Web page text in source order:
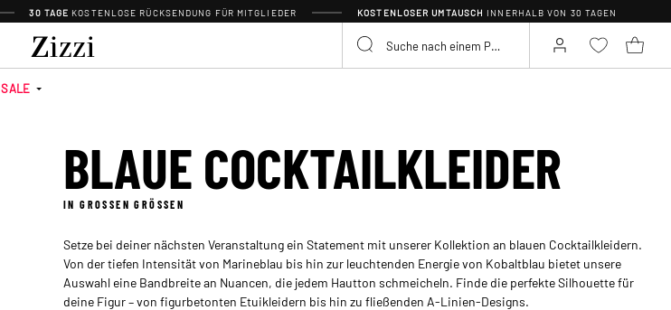
30 TAGE KOSTENLOSE RÜCKSENDUNG FÜR MITGLIEDER KOSTENLOSER UMTAUSCH INNERHALB VON 30 TAGEN
SALE
BLAUE COCKTAILKLEIDER
IN GROSSEN GRÖSSEN
Setze bei deiner nächsten Veranstaltung ein Statement mit unserer Kollektion an blauen Cocktailkleidern.
Von der tiefen Intensität von Marineblau bis hin zur leuchtenden Energie von Kobaltblau bietet unsere
Auswahl eine Bandbreite an Nuancen, die jedem Hautton schmeicheln. Finde die perfekte Silhouette für
deine Figur – von figurbetonten Etuikleidern bis hin zu fließenden A-Linien-Designs.